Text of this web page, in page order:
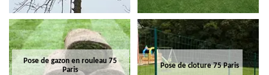
Pose de gazon en rouleau 75
Paris
Pose de cloture 75 Paris